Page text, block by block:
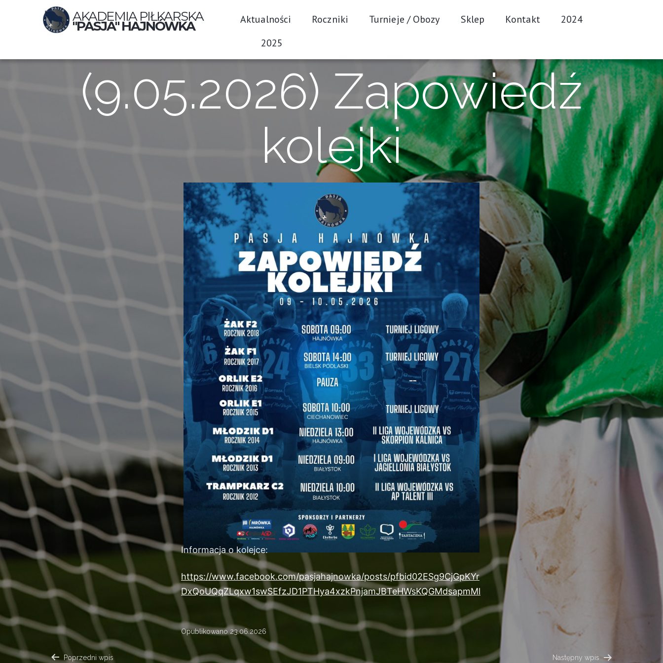
AKADEMIA PIŁKARSKA
"PASJA" HAJNÓWKA Aktualności Roczniki Turnieje / Obozy Sklep Kontakt
2024
2025
(9.05.2026) Zapowiedź
kolejki
Informacja o kolejce:
https://www.facebook.com/pasjahajnowka/posts/pfbid02ESg9CjGpKYr
DxQoUQqZLqxw1swSEfzJD1PTHya4xzkPnjamJBTeHWsKQGMdsapmMl
Opublikowano23.06.2026
Poprzedni wpis Następny wpis